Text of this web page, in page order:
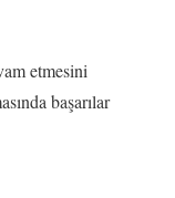
etmesini
başarılar